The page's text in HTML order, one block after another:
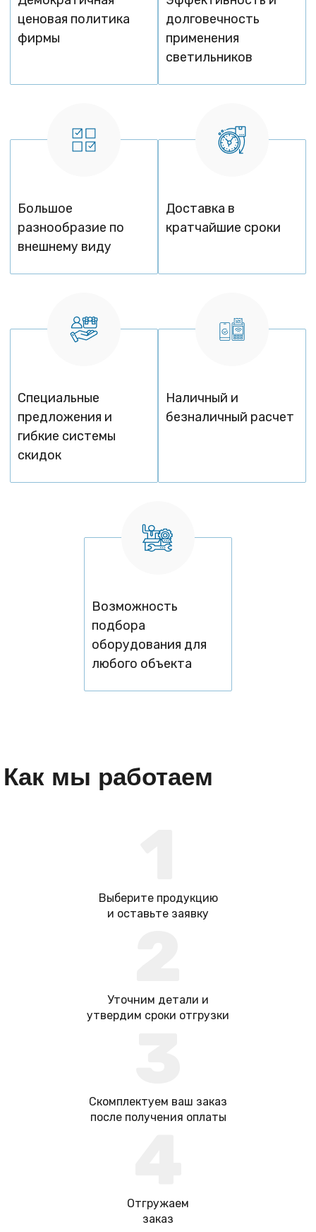
ценовая политика
фирмы
долговечность
применения
светильников
Большое
разнообразие по
внешнему виду
Доставка в
кратчайшие сроки
Специальные
предложения и
гибкие системы
скидок
Наличный и
безналичный расчет
Возможность
подбора
оборудования для
любого объекта
Как мы работаем
Выберите продукцию
и оставьте заявку
Уточним детали и
утвердим сроки отгрузки
Скомплектуем ваш заказ
после получения оплаты
Отгружаем
заказ